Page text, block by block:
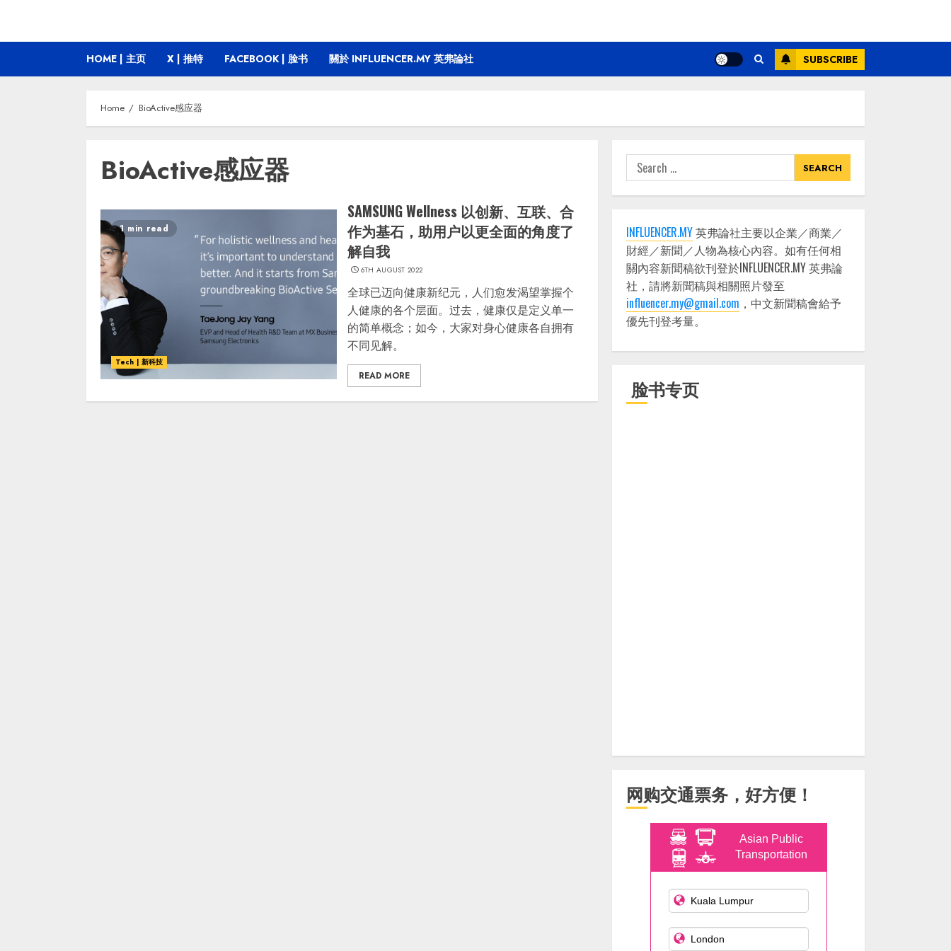
HOME | 主页 X | 推特 FACEBOOK | 脸书 關於 INFLUENCER.MY 英弗論社 SUBSCRIBE
Home BioActive感应器
BioActive感应器
1 min read
Tech | 新科技
SAMSUNG Wellness 以创新、互联、合
作为基石，助用户以更全面的角度了
解自我
6TH AUGUST 2022
全球已迈向健康新纪元，人们愈发渴望掌握个
人健康的各个层面。过去，健康仅是定义单一
的简单概念；如今，大家对身心健康各自拥有
不同见解。
READ MORE
Search
for:
INFLUENCER.MY英弗論社主要以企業／商業／
財經／新聞／人物為核心內容。如有任何相
關內容新聞稿欲刊登於INFLUENCER.MY 英弗論
社，請將新聞稿與相關照片發至
influencer.my@gmail.com ，中文新聞稿會給予
優先刊登考量。
脸书专页
网购交通票务，好方便！
Asian Public
Transportation